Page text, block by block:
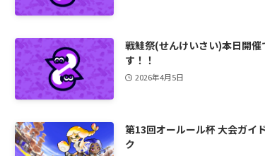
戦鮭祭(せんけいさい)本日開催
す！！
2026年4月5日
第13回オールール杯 大会ガイ
ク